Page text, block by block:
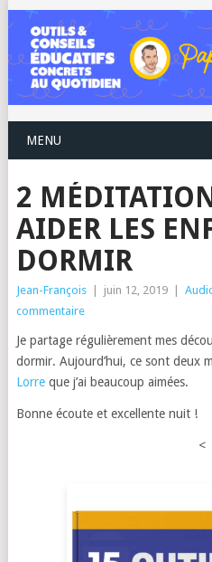
MENU
2
AIDER LES
DORMIR
Jean-François juin 12, 2019
commentaire
Je partage régulièrement mes
dormir. Aujourd’hui, ce sont deux
Lorreque j’ai beaucoup aimées.
Bonne écoute et excellente nuit !
<